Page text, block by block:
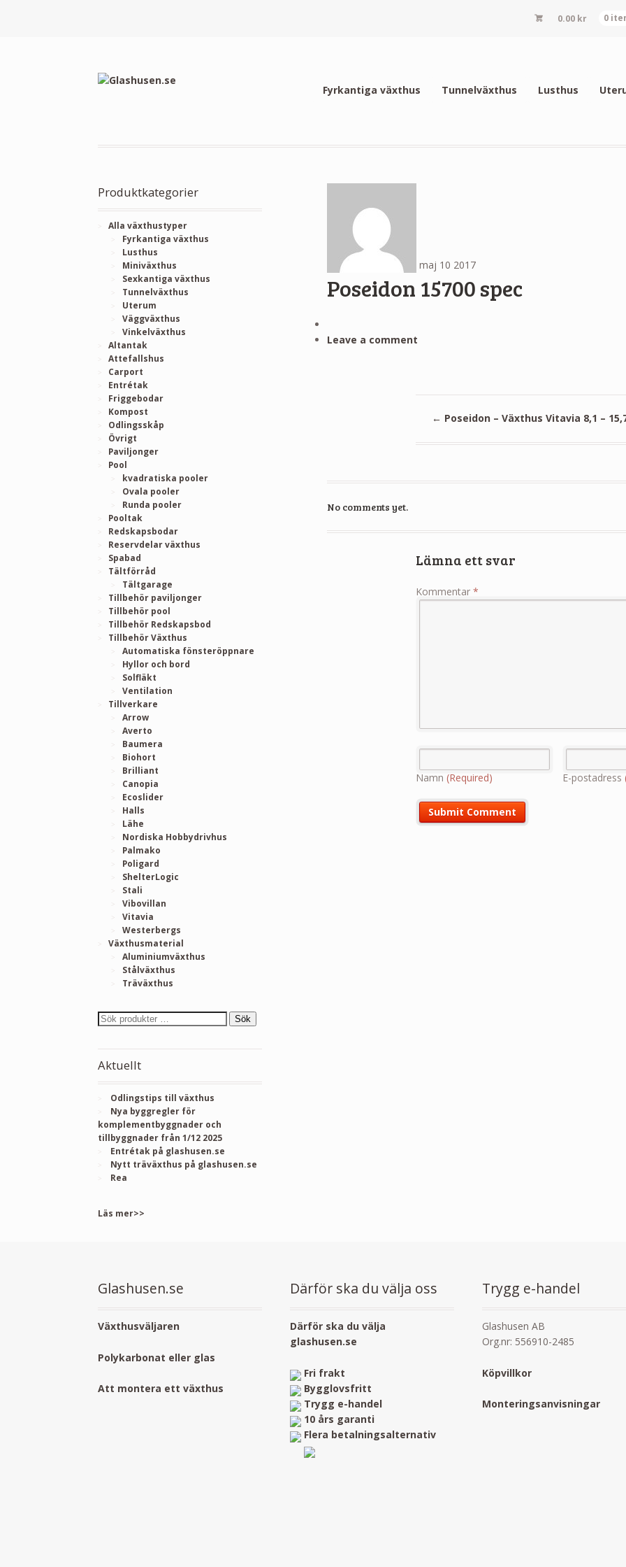
0.00 kr 0
Fyrkantiga växthus Tunnelväxthus Lusthus
maj 10 2017
Poseidon 15700 spec
Leave a comment
← Poseidon – Växthus Vitavia 8,1 –
No comments yet.
Lämna ett svar
Kommentar*
Namn(Required) E-postadress
Produktkategorier
Alla växthustyper
Fyrkantiga växthus
Lusthus
Miniväxthus
Sexkantiga växthus
Tunnelväxthus
Uterum
Väggväxthus
Vinkelväxthus
Altantak
Attefallshus
Carport
Entrétak
Friggebodar
Kompost
Odlingsskåp
Övrigt
Paviljonger
Pool
kvadratiska pooler
Ovala pooler
Runda pooler
Pooltak
Redskapsbodar
Reservdelar växthus
Spabad
Tältförråd
Tältgarage
Tillbehör paviljonger
Tillbehör pool
Tillbehör Redskapsbod
Tillbehör Växthus
Automatiska fönsteröppnare
Hyllor och bord
Solfläkt
Ventilation
Tillverkare
Arrow
Averto
Baumera
Biohort
Brilliant
Canopia
Ecoslider
Halls
Lähe
Nordiska Hobbydrivhus
Palmako
Poligard
ShelterLogic
Stali
Vibovillan
Vitavia
Westerbergs
Växthusmaterial
Aluminiumväxthus
Stålväxthus
Träväxthus
Sök
Aktuellt
Odlingstips till växthus
Nya byggregler för
komplementbyggnader och
tillbyggnader från 1/12 2025
Entrétak på glashusen.se
Nytt träväxthus på glashusen.se
Rea
Läs mer>>
Glashusen.se
Växthusväljaren
Polykarbonat eller glas
Att montera ett växthus
Därför ska du välja oss
Därför ska du välja
glashusen.se
Fri frakt
Bygglovsfritt
Trygg e-handel
10 års garanti
Flera betalningsalternativ
Trygg e-handel
Glashusen AB
Org.nr: 556910-2485
Köpvillkor
Monteringsanvisningar